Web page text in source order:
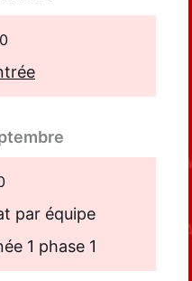
par équipe
1 phase 1